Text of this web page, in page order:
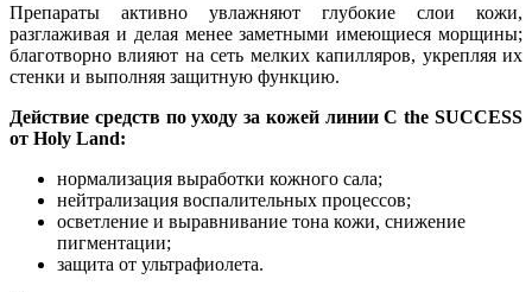
Препараты активно увлажняют глубокие слои кожи,
разглаживая и делая менее заметными имеющиеся морщины;
благотворно влияют на сеть мелких капилляров, укрепляя их
стенки и выполняя защитную функцию.
Действие средств по уходу за кожей линии C the SUCCESS
от Holy Land:
нормализация выработки кожного сала;
нейтрализация воспалительных процессов;
осветление и выравнивание тона кожи, снижение
пигментации;
защита от ультрафиолета.